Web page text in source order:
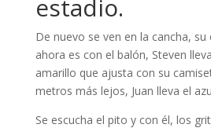
estadio.
De nuevo se ven en la cancha,
ahora es con el balón, Steven
amarillo que ajusta con su
metros más lejos, Juan lleva el
Se escucha el pito y con él, los